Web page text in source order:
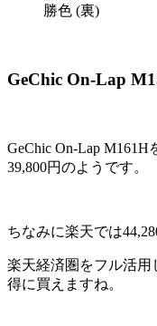
勝色 (裏)
GeChic On-Lap
GeChic On-Lap
39,800円のようです。
ちなみに楽天では
楽天経済圏をフル活用
得に買えますね。